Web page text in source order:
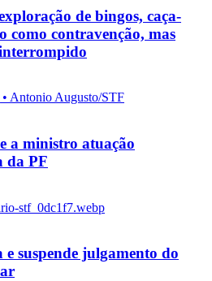
de bingos, caça-
como contravenção, mas
a ministro atuação
da PF
suspende julgamento do